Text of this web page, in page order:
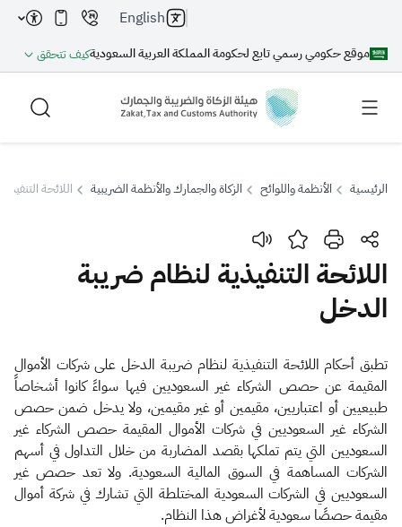
موقع حكومي رسمي تابع لحكومة المملكة العربية السعوديةكيف تتحقق
English
بحث
بحث
اقتراحات
الزكاة الجمارك
ضريبة القيمة المضافة
الإقرار الضريبي
التصرفات العقارية
الرئيسية الأنظمة واللوائح الزكاة والجمارك والأنظمة الضريبية اللائحة
اللائحة التنفيذية لنظام ضريبة
الدخل
​​​​​​​​​تطبق أحكام اللائحة التنفيذية لنظام ضريبة الدخل على شركات الأموال
المقيمة عن حصص الشركاء ‏غير السعوديين فيها سواءً كانوا أشخاصاً
طبيعيين أو اعتباريين، مقيمين أو غير مقيمين، ولا يدخل ‏ضمن حصص
الشركاء غير السعوديين في شركات الأموال المقيمة حصص الشركاء غير
السعوديين ‏التي يتم تملكها بقصد المضاربة من خلال التداول في أسهم
الشركات المساهمة في السوق المالية ‏السعودية. ولا تعد حصص غير
السعوديين في الشركات السعودية المختلطة التي تشارك في شركة ‏أموال
مقيمة حصصًا سعودية لأغراض هذا النظام.​